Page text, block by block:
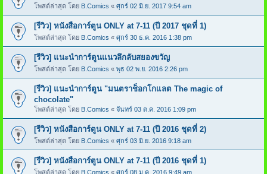
โพสต์ล่าสุด โดย B.Comics « ศุกร์ 02 มิ.ย. 2017 9:54 am
[รีวิว] หนังสือการ์ตูน ONLY at 7-11 (ปี 2017 ชุดที่ 1)
โพสต์ล่าสุด โดย B.Comics « ศุกร์ 30 ธ.ค. 2016 1:38 pm
[รีวิว] แนะนำการ์ตูนแนวลึกลับสยองขวัญ
โพสต์ล่าสุด โดย B.Comics « พุธ 02 พ.ย. 2016 2:26 pm
[รีวิว] แนะนำการ์ตูน "มนตราช็อกโกแลต The magic of
chocolate"
โพสต์ล่าสุด โดย B.Comics « จันทร์ 03 ต.ค. 2016 1:09 pm
[รีวิว] หนังสือการ์ตูน ONLY at 7-11 (ปี 2016 ชุดที่ 2)
โพสต์ล่าสุด โดย B.Comics « ศุกร์ 03 มิ.ย. 2016 9:18 am
[รีวิว] หนังสือการ์ตูน ONLY at 7-11 (ปี 2016 ชุดที่ 1)
โพสต์ล่าสุด โดย B.Comics « ศุกร์ 08 ม.ค. 2016 9:49 am